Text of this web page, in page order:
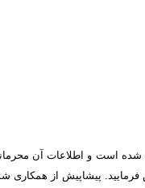
شده است و اطلاعات آن
پیشاپیش از همکاری